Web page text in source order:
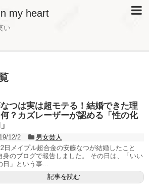
my heart
い
つは実は超モテる！結婚できた理
？カズレーザーが認める「性の化
12/2
男女芸人
日メイプル超合金の安藤なつが結婚したこと
身のブログで報告しました。 その日は、「いい
日」という事...
記事を読む